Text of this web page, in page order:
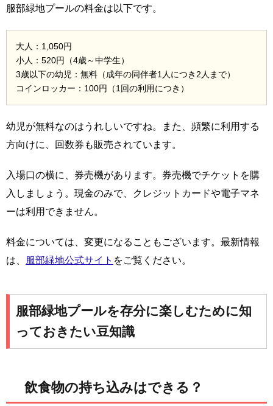
服部緑地プールの料金は以下です。
大人：1,050円
小人：520円（4歳～中学生）
3歳以下の幼児：無料（成年の同伴者1人につき2人まで）
コインロッカー：100円（1回の利用につき）
幼児が無料なのはうれしいですね。また、頻繁に利用する
方向けに、回数券も販売されています。
入場口の横に、券売機があります。券売機でチケットを購
入しましょう。現金のみで、クレジットカードや電子マネ
ーは利用できません。
料金については、変更になることもございます。最新情報
は、
服部緑地公式サイト をご覧ください。
服部緑地プールを存分に楽しむために知
っておきたい豆知識
飲食物の持ち込みはできる？